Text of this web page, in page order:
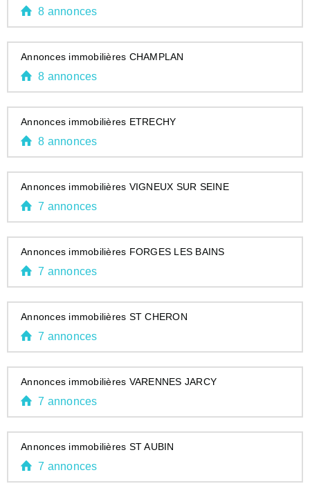
8 annonces
Annonces immobilières CHAMPLAN
8 annonces
Annonces immobilières ETRECHY
8 annonces
Annonces immobilières VIGNEUX SUR SEINE
7 annonces
Annonces immobilières FORGES LES BAINS
7 annonces
Annonces immobilières ST CHERON
7 annonces
Annonces immobilières VARENNES JARCY
7 annonces
Annonces immobilières ST AUBIN
7 annonces